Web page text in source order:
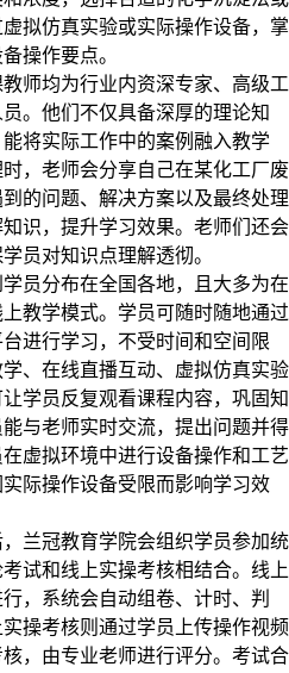
拟仿真实验或实际操作设备，掌
操作要点。​
师均为行业内资深专家、高级工
。他们不仅具备深厚的理论知
将实际工作中的案例融入教学
，老师会分享自己在某化工厂废
的问题、解决方案以及最终处理
识，提升学习效果。老师们还会
员对知识点理解透彻。​
员分布在全国各地，且大多为在
教学模式。学员可随时随地通过
进行学习，不受时间和空间限
、在线直播互动、虚拟仿真实验
学员反复观看课程内容，巩固知
与老师实时交流，提出问题并得
虚拟环境中进行设备操作和工艺
际操作设备受限而影响学习效
兰冠教育学院会组织学员参加统
试和线上实操考核相结合。线上
，系统会自动组卷、计时、判
操考核则通过学员上传操作视频
，由专业老师进行评分。考试合